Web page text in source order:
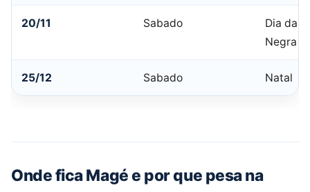
20/11 Sabado
Dia da
Negra
25/12 Sabado Natal
Onde fica Magé e por que pesa na